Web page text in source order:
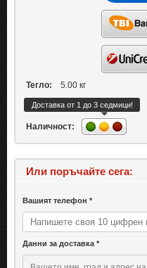
Тегло: 5.00 кг
Наличност:
Доставка от 1 до 3 седмици!
Или поръчайте сега:
Вашият телефон *
Данни за доставка *